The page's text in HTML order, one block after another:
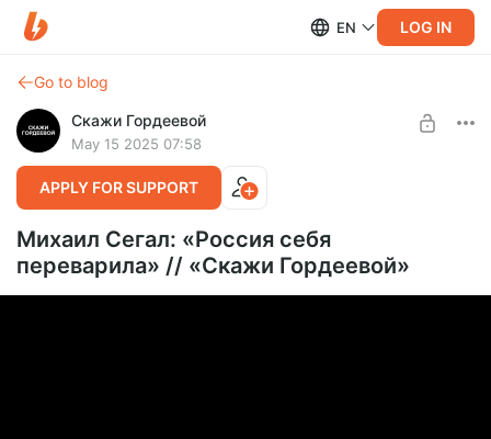
EN LOG IN
Go to blog
Скажи Гордеевой
May 15 2025 07:58
APPLY FOR SUPPORT
Михаил Сегал: «Россия себя
переварила» // «Скажи Гордеевой»